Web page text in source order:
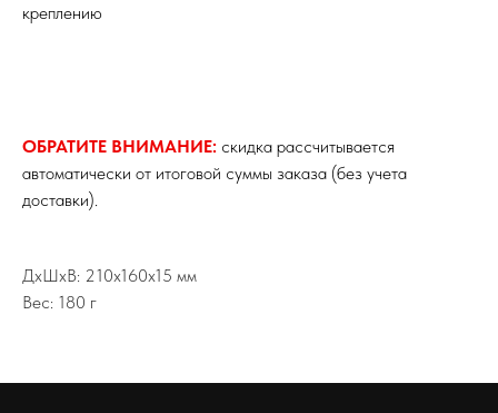
креплению
ОБРАТИТЕ ВНИМАНИЕ: скидка рассчитывается
автоматически от итоговой суммы заказа (без учета
доставки).
ДxШxВ: 210x160x15 мм
Вес: 180 г